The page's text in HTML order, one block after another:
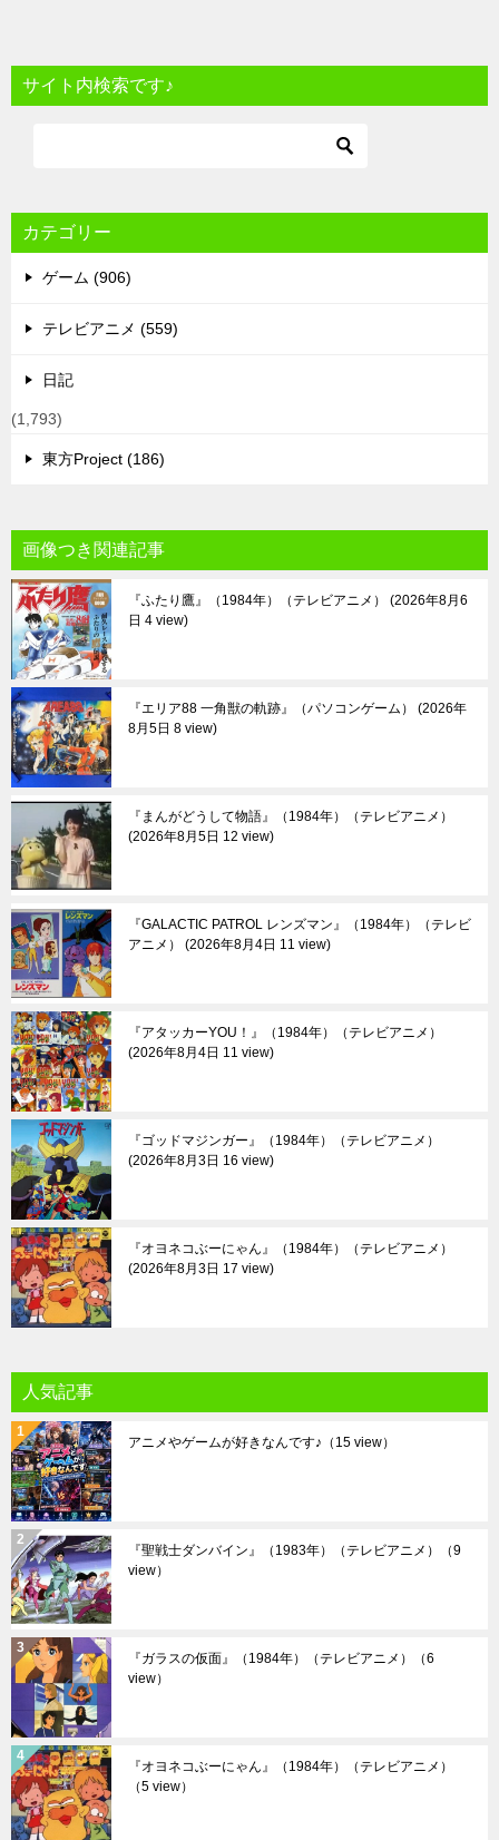
サイト内検索です♪
カテゴリー
ゲーム (906)
テレビアニメ (559)
日記
(1,793)
東方Project (186)
画像つき関連記事
『ふたり鷹』（1984年）（テレビアニメ）
2026年8月6
日 4 view
『エリア88 一角獣の軌跡』（パソコンゲーム）
2026年
8月5日 8 view
『まんがどうして物語』（1984年）（テレビアニメ）
2026年8月5日 12 view
『GALACTIC PATROL レンズマン』（1984年）（テレビ
アニメ）
2026年8月4日 11 view
『アタッカーYOU！』（1984年）（テレビアニメ）
2026年8月4日 11 view
『ゴッドマジンガー』（1984年）（テレビアニメ）
2026年8月3日 16 view
『オヨネコぶーにゃん』（1984年）（テレビアニメ）
2026年8月3日 17 view
人気記事
アニメやゲームが好きなんです♪ （15 view）
『聖戦士ダンバイン』（1983年）（テレビアニメ）
（9
view）
『ガラスの仮面』（1984年）（テレビアニメ）
（6
view）
『オヨネコぶーにゃん』（1984年）（テレビアニメ）
（5 view）